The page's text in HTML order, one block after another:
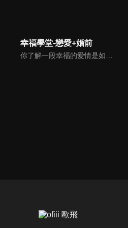
幸福學堂-戀愛+婚前
你了解一段幸福的愛情是如何發展出來的嗎？你對你心中那一個對象，到底是愛還是喜歡？難道喜歡跟愛差距很大嗎？讓我們的大師來消除你心中的疑惑。